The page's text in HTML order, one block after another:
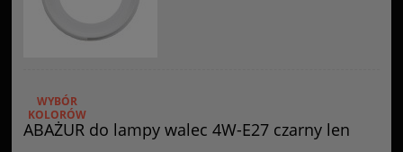
info@goldsun-lampy.pl
ABAŻUR do lampy walec 4W-E27 czarny len
WYBÓR
KOLORÓW